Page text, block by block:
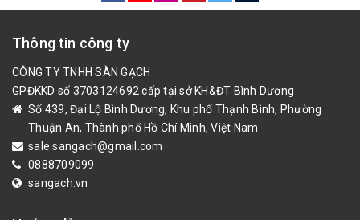
Thông tin công ty
CÔNG TY TNHH SÀN GẠCH
GPĐKKD số 3703124692 cấp tại sở KH&ĐT Bình Dương
Số 439, Đại Lộ Bình Dương, Khu phố Thạnh Bình, Phường
Thuận An, Thành phố Hồ Chí Minh, Việt Nam
sale.sangach@gmail.com
0888709099
sangach.vn